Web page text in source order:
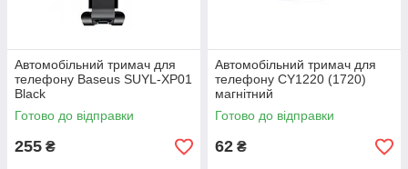
Автомобільний тримач для
телефону Baseus SUYL-XP01
Black
Готово до відправки
255 ₴
Автомобільний тримач для
телефону CY1220 (1720)
магнітний
Готово до відправки
62 ₴